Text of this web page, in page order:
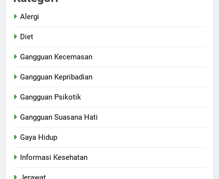
Alergi
Diet
Gangguan Kecemasan
Gangguan Kepribadian
Gangguan Psikotik
Gangguan Suasana Hati
Gaya Hidup
Informasi Kesehatan